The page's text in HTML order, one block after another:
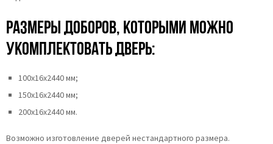
Размеры доборов, которыми можно
укомплектовать дверь:
100х16х2440 мм;
150х16х2440 мм;
200х16х2440 мм.
Возможно изготовление дверей нестандартного размера.